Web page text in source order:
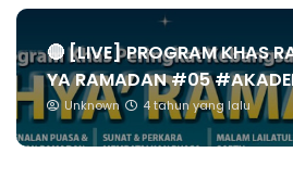
🔴 [LIVE] PROGRAM KHAS
YA RAMADAN #05
Unknown 4 tahun yang lalu